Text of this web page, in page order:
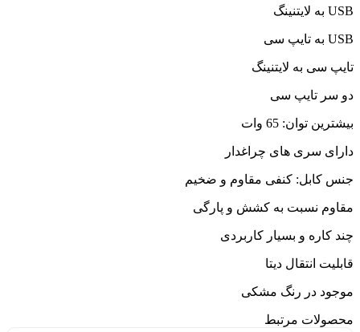
USB به لایتنینگ
USB به تایپ سی
تایپ سی به لایتنینگ
دو سر تایپ سی
بیشترین توان: 65 وات
دارای سری های چراغدار
جنس کابل: کنفی مقاوم و ضخیم
مقاوم نسبت به کشش و پارگی
چند کاره و بسیار کاربردی
قابلیت انتقال دیتا
موجود در رنگ مشکی
محصولات مرتبط